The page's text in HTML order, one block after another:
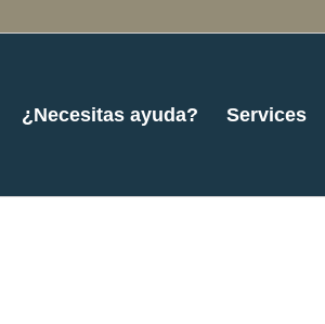
¿Necesitas ayuda? Services